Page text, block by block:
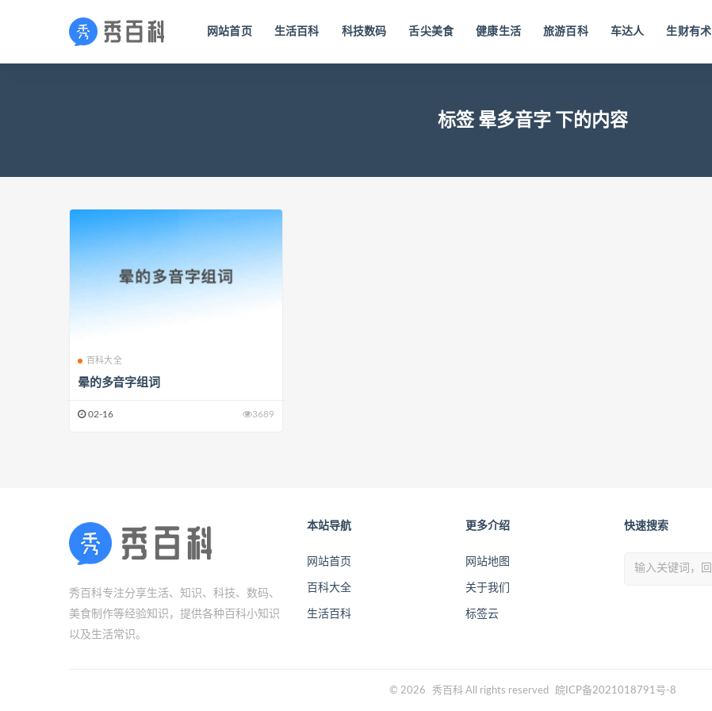
网站首页 生活百科 科技数码 舌尖美食 健康生活 旅游百科 车达人 生财有术
标签 晕多音字 下的内容
百科大全
晕的多音字组词
02-16 3689
秀百科专注分享生活、知识、科技、数码、
美食制作等经验知识，提供各种百科小知识
以及生活常识。
本站导航
网站首页
百科大全
生活百科
更多介绍
网站地图
关于我们
标签云
快速搜索
© 2026 秀百科 All rights reserved 皖ICP备2021018791号-8